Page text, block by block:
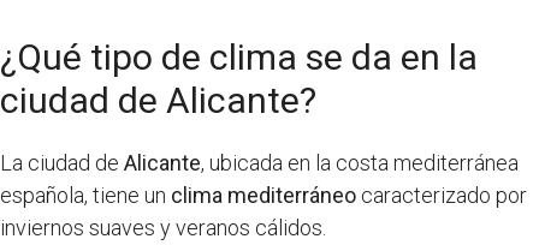
¿Qué tipo de clima se da en la
ciudad de Alicante?
La ciudad de Alicante, ubicada en la costa mediterránea
española, tiene un clima mediterráneo caracterizado por
inviernos suaves y veranos cálidos.